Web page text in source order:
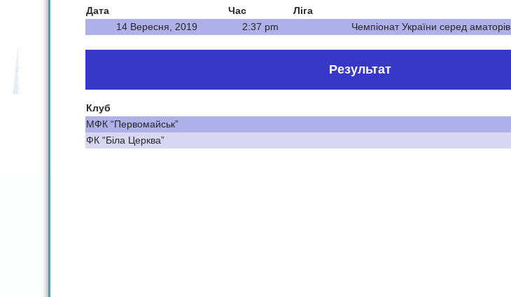
Дата Час Ліга
14 Вересня, 2019
2:37 pm Чемпіонат України серед аматорів
Результат
Клуб
МФК “Первомайськ”
ФК “Біла Церква”